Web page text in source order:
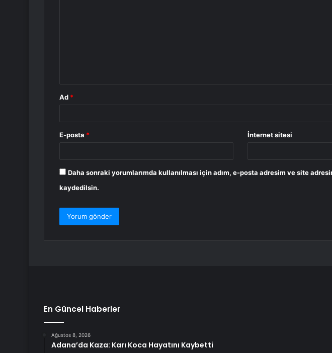
Ad *
E-posta * İnternet sitesi
Daha sonraki yorumlarımda kullanılması için adım, e-posta adresim ve site
kaydedilsin.
En Güncel Haberler
Ağustos 8, 2026
Adana’da Kaza: Karı Koca Hayatını Kaybetti